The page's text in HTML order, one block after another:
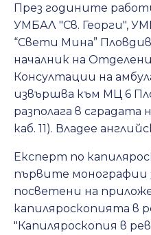
През годините
УМБАЛ "Св. Георги",
“Свети Мина”
началник на
Консултации на
извършва към МЦ 6
разполага в сградата
каб. 11). Владее
Експерт по
първите монографии
посветени на
капиляроскопията в
"Капиляроскопия в